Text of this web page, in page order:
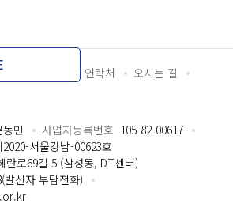
약관 담당자 연락처
오시는 길
동민 사업자등록번호 105-82-00617
2020-서울강남-00623호
란로69길 5 (삼성동, DT센터)
발신자 부담전화)